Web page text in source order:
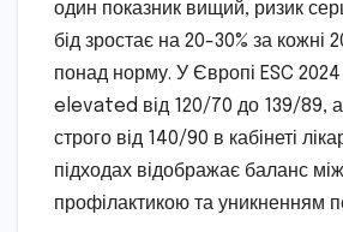
один показник вищий, ризик
бід зростає на 20-30% за кожні
понад норму. У Європі ESC
elevated від 120/70 до 139/89, а
строго від 140/90 в кабінеті
підходах відображає баланс між
профілактикою та уникненням